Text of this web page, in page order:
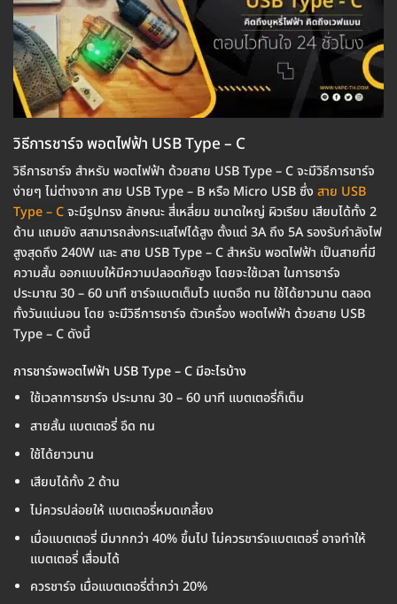
วิธีการชาร์จ พอตไฟฟ้า USB Type – C
วิธีการชาร์จ สำหรับ พอตไฟฟ้า ด้วยสาย USB Type – C จะมีวิธีการชาร์จ
ง่ายๆ ไม่ต่างจาก สาย USB Type – B หรือ Micro USB ซึ่ง สาย USB
Type – Cจะมีรูปทรง ลักษณะ สี่เหลี่ยม ขนาดใหญ่ ผิวเรียบ เสียบได้ทั้ง 2
ด้าน แถมยัง สสามารถส่งกระแสไฟได้สูง ตั้งแต่ 3A ถึง 5A รองรับกำลังไฟ
สูงสุดถึง 240W และ สาย USB Type – C สำหรับ พอตไฟฟ้า เป็นสายที่มี
ความสั้น ออกแบบให้มีความปลอดภัยสูง โดยจะใช้เวลา ในการชาร์จ
ประมาณ 30 – 60 นาที ชาร์จแบตเต็มไว แบตอึด ทน ใช้ได้ยาวนาน ตลอด
ทั้งวันแน่นอน โดย จะมีวิธีการชาร์จ ตัวเครื่อง พอตไฟฟ้า ด้วยสาย USB
Type – C ดังนี้
การชาร์จพอตไฟฟ้า USB Type – C มีอะไรบ้าง
ใช้เวลาการชาร์จ ประมาณ 30 – 60 นาที แบตเตอรี่ก็เต็ม
สายสั้น แบตเตอรี่ อึด ทน
ใช้ได้ยาวนาน
เสียบได้ทั้ง 2 ด้าน
ไม่ควรปล่อยให้ แบตเตอรี่หมดเกลี้ยง
เมื่อแบตเตอรี่ มีมากกว่า 40% ขึ้นไป ไม่ควรชาร์จแบตเตอรี่ อาจทำให้
แบตเตอรี่ เสื่อมได้
ควรชาร์จ เมื่อแบตเตอรี่ต่ำกว่า 20%